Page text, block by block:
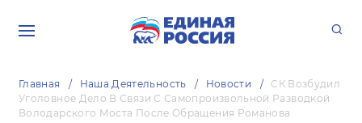
Главная Наша Деятельность Новости
СК Возбудил
Уголовное Дело В Связи С Самопроизвольной Разводкой
Володарского Моста После Обращения Романова